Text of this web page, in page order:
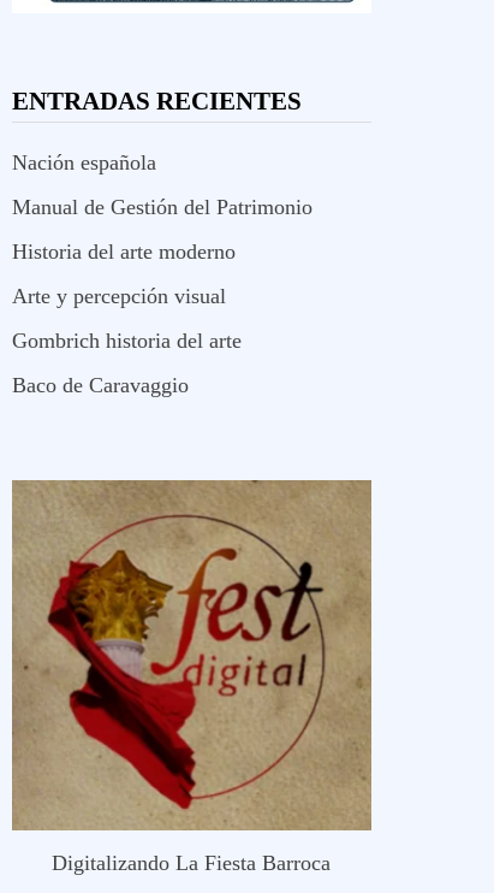
ENTRADAS RECIENTES
Nación española
Manual de Gestión del Patrimonio
Historia del arte moderno
Arte y percepción visual
Gombrich historia del arte
Baco de Caravaggio
Digitalizando La Fiesta Barroca